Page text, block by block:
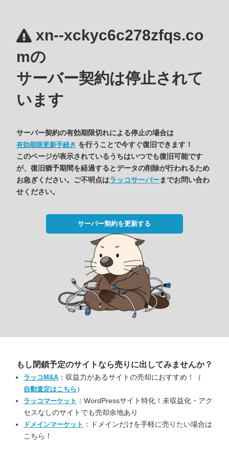
xn--xckyc6c278zfqs.co
mの
サーバー契約は停止されて
います
サーバー契約の有効期限切れによる停止の場合は
有効期限更新手続き を行うことで今すぐ復旧できます！
このページが表示されているうちはいつでも復旧可能です
が、復旧猶予期間を経過するとデータの削除が行われるため
お急ぎください。ご不明点はラッコサーバーまでお問い合わ
せください。
サーバー契約を更新する
もし閉鎖予定のサイトなら売りに出してみませんか？
ラッコM&A ：収益力があるサイトの売却におすすめ！（
自動査定はこちら ）
ラッコマーケット ：WordPressサイト特化！未収益化・アク
セスなしのサイトでも売却余地あり
ドメインマーケット ：ドメインだけを手軽に売りたい場合は
こちら！